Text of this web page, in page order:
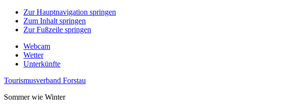
Zur Hauptnavigation springen
Zum Inhalt springen
Zur Fußzeile springen
Webcam
Wetter
Unterkünfte
Tourismusverband Forstau
Sommer wie Winter